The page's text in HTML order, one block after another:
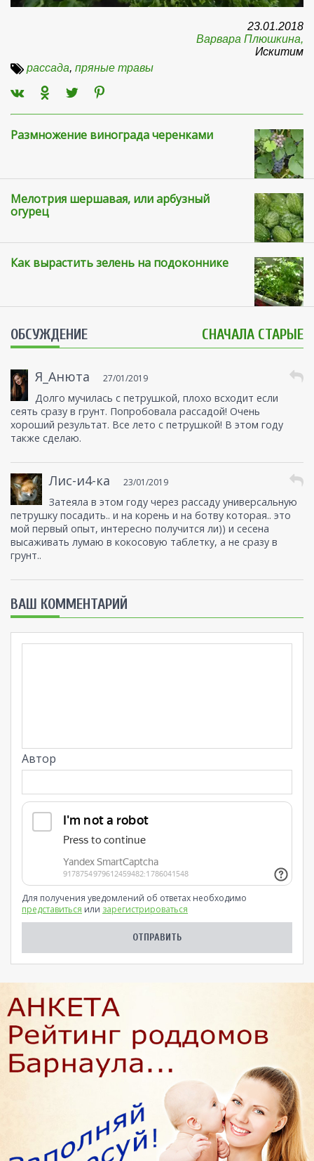
23.01.2018
Варвара Плюшкина,
Искитим
рассада, пряные травы
Размножение винограда черенками
Мелотрия шершавая, или арбузный
огурец
Как вырастить зелень на подоконнике
ОБСУЖДЕНИЕ СНАЧАЛА СТАРЫЕ
Я_Анюта 27/01/2019
Долго мучилась с петрушкой, плохо всходит если
сеять сразу в грунт. Попробовала рассадой! Очень
хороший результат. Все лето с петрушкой! В этом году
также сделаю.
Лис-и4-ка 23/01/2019
Затеяла в этом году через рассаду универсальную
петрушку посадить.. и на корень и на ботву которая.. это
мой первый опыт, интересно получится ли)) и сесена
высаживать лумаю в кокосовую таблетку, а не сразу в
грунт..
ВАШ КОММЕНТАРИЙ
Автор
Для получения уведомлений об ответах необходимо
представиться или зарегистрироваться